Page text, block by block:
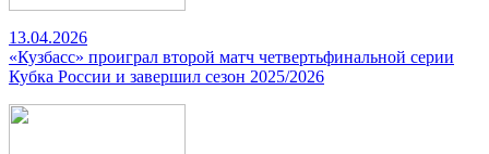
13.04.2026
«Кузбасс» проиграл второй матч четвертьфинальной серии
Кубка России и завершил сезон 2025/2026